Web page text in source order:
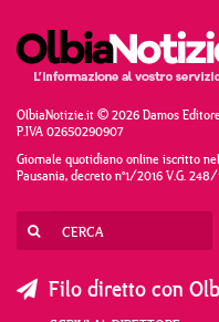
OlbiaNotizie.it © 2026 Damos
P.IVA 02650290907
Giornale quotidiano online iscritto
Pausania, decreto n°1/2016 V.G.
Filo diretto con